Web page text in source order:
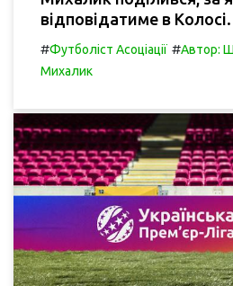
відповідатиме в Колосі.
#Футболіст Асоціації #Автор:
Михалик